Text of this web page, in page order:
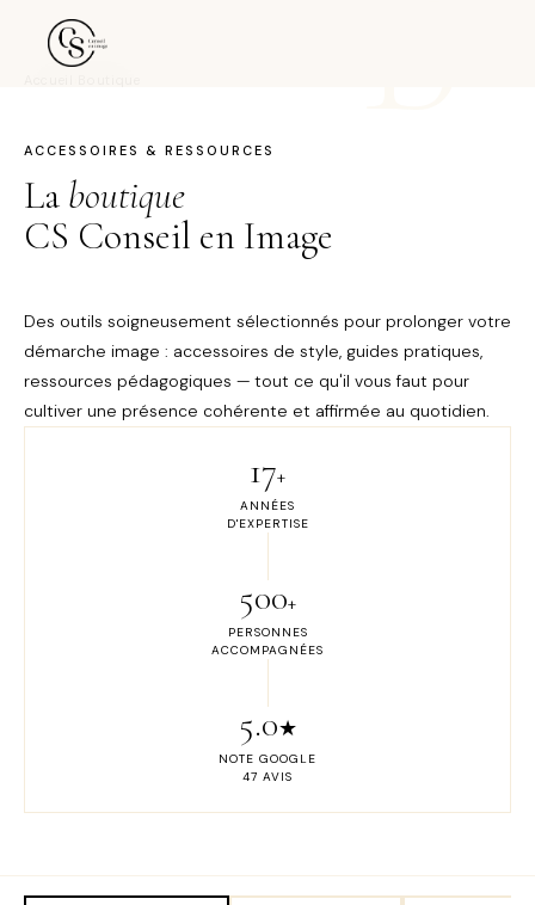
ACCESSOIRES & RESSOURCES
La boutique
CS Conseil en Image
Des outils soigneusement sélectionnés pour prolonger votre
démarche image : accessoires de style, guides pratiques,
ressources pédagogiques — tout ce qu'il vous faut pour
cultiver une présence cohérente et affirmée au quotidien.
17+
ANNÉES
D'EXPERTISE
500+
PERSONNES
ACCOMPAGNÉES
5.0★
NOTE GOOGLE
47 AVIS